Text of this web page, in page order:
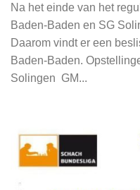
Na het einde van het
Baden-Baden en SG
Daarom vindt er een
Baden-Baden.
Solingen GM...